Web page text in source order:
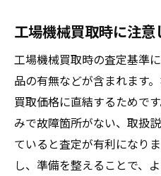
工場機械買取時に注
工場機械買取時の査定基準
品の有無などが含まれます
買取価格に直結するためで
みで故障箇所がない、取扱
ていると査定が有利になり
し、準備を整えることで、